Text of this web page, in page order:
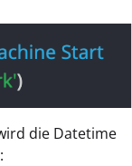
die Datetime